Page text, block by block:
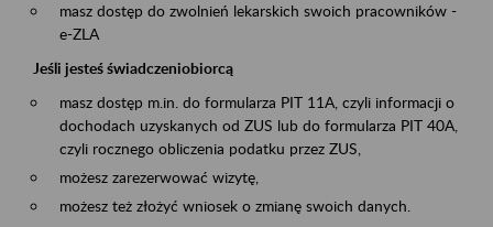
masz dostęp do zwolnień lekarskich swoich pracowników -
e-ZLA
Jeśli jesteś świadczeniobiorcą
masz dostęp m.in. do formularza PIT 11A, czyli informacji o
dochodach uzyskanych od ZUS lub do formularza PIT 40A,
czyli rocznego obliczenia podatku przez ZUS,
możesz zarezerwować wizytę,
możesz też złożyć wniosek o zmianę swoich danych.